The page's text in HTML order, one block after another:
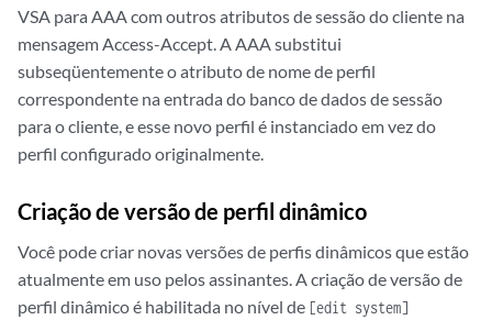
VSA para AAA com outros atributos de sessão do cliente na
mensagem Access-Accept. A AAA substitui
subseqüentemente o atributo de nome de perfil
correspondente na entrada do banco de dados de sessão
para o cliente, e esse novo perfil é instanciado em vez do
perfil configurado originalmente.
Criação de versão de perfil dinâmico
Você pode criar novas versões de perfis dinâmicos que estão
atualmente em uso pelos assinantes. A criação de versão de
perfil dinâmico é habilitada no nível de [edit system]